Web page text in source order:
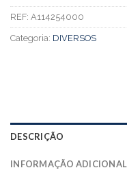
REF: A114254000
Categoria: DIVERSOS
DESCRIÇÃO
INFORMAÇÃO ADICIONAL